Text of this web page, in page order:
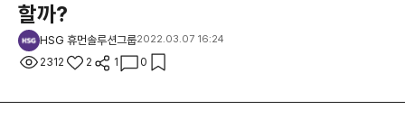
할까?
HSG 휴먼솔루션그룹2022.03.07 16:24
2312 2 1 0